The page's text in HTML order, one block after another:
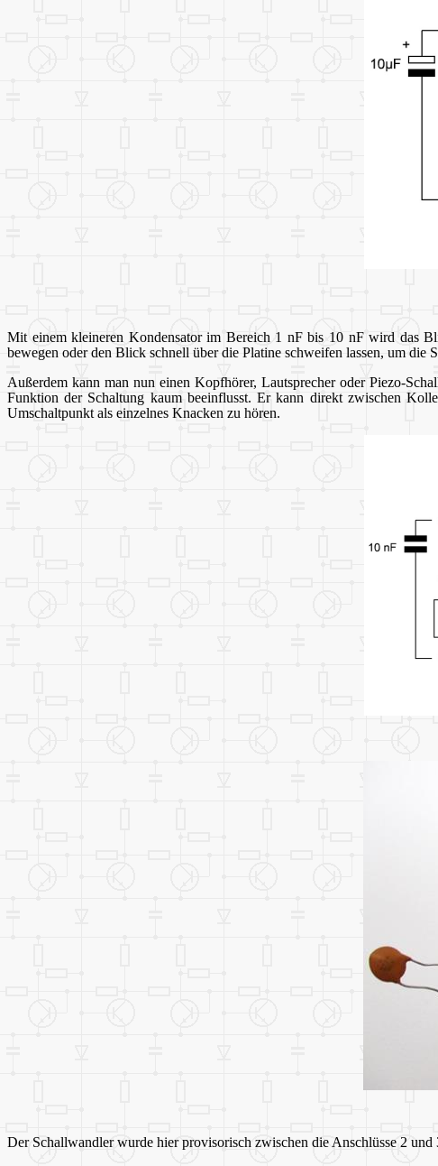
Mit einem kleineren Kondensator im Bereich 1 nF bis 10 nF wird das
bewegen oder den Blick schnell über die Platine schweifen lassen, um die
Außerdem kann man nun einen Kopfhörer, Lautsprecher oder Piezo-
Funktion der Schaltung kaum beeinflusst. Er kann direkt zwischen
Umschaltpunkt als einzelnes Knacken zu hören.
Der Schallwandler wurde hier provisorisch zwischen die Anschlüsse 2